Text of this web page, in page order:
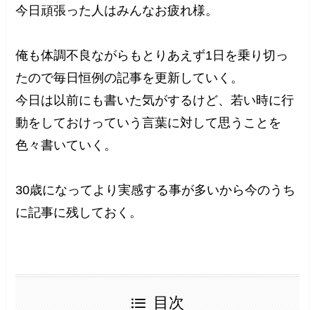
今日頑張った人はみんなお疲れ様。
俺も体調不良ながらもとりあえず1日を乗り切っ
たので毎日恒例の記事を更新していく。
今日は以前にも書いた気がするけど、若い時に行
動をしておけっていう言葉に対して思うことを
色々書いていく。
30歳になってより実感する事が多いから今のうち
に記事に残しておく。
目次